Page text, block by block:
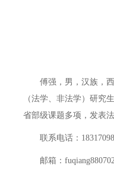
傅强，男，汉族，
（法学、非法学）研究
省部级课题多项，发表
联系电话：
邮箱：